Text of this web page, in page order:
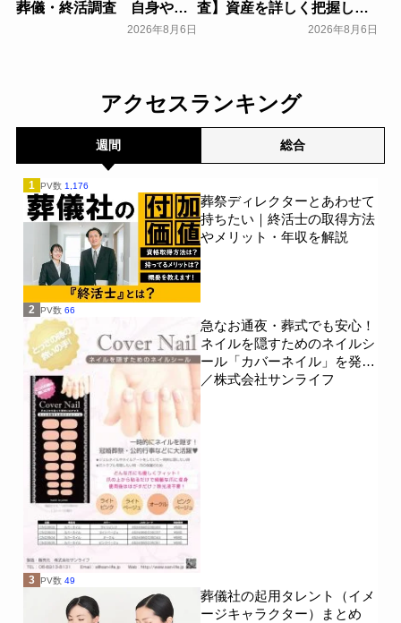
葬儀・終活調査 自身や家
族の葬儀について「特に考
えていない」が57.3％～
2026年8月6日
査】資産を詳しく把握して
いる人はわずか7％？具体的
に話せていない人の約半数
て400名を対象に意識調査
2026年8月6日
アクセスランキング
週間 総合
1 PV数 1,176
葬祭ディレクターとあわせて
持ちたい｜終活士の取得方法
やメリット・年収を解説
2 PV数 66
急なお通夜・葬式でも安心！
ネイルを隠すためのネイルシ
ール「カバーネイル」を発売
／株式会社サンライフ
3 PV数 49
葬儀社の起用タレント（イメ
ージキャラクター）まとめ